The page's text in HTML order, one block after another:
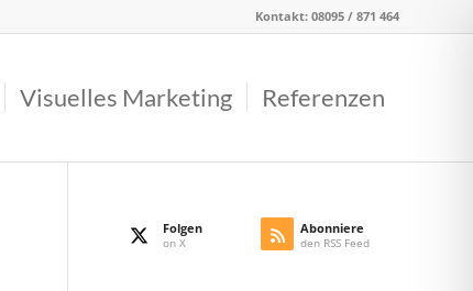
Kontakt: 08095 / 871 464
Visuelles Marketing Referenzen
Folgen
on X
Abonniere
den RSS Feed